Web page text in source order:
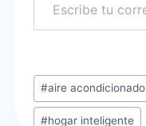
Etiquetas
de
la
#aire acondicionado
#hogar inteligente